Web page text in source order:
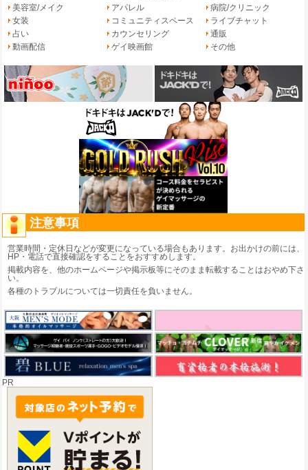
美容室/メイク
アパレル
病院/クリニック
女装
コミュニティスペース
ライブチャット
占い
カウンセリング
通販
動画配信
ゲイ映画館 その他
注意事項
営業時間・定休日などが変更になっている場合もあります。お出かけの前には、
HP・電話で直接確認をすることをおすすめします。
掲載内容を、他のホームページや掲示板等にそのまま転載することはおやめ下さ
い。
各種のトラブルについては一切責任を負いません。
PR